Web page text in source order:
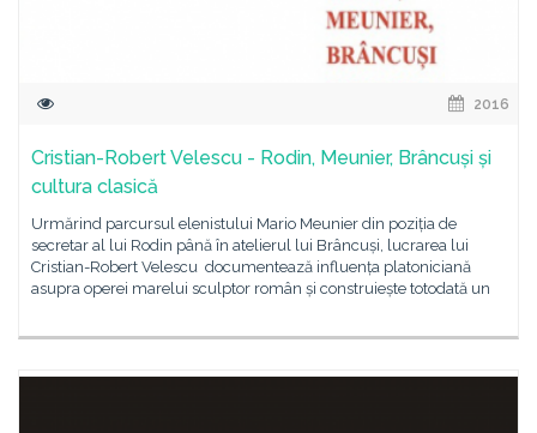
2016
Cristian-Robert Velescu - Rodin, Meunier, Brâncuși și
cultura clasică
Urmărind parcursul elenistului Mario Meunier din poziția de
secretar al lui Rodin până în atelierul lui Brâncuși, lucrarea lui
Cristian-Robert Velescu documentează influența platoniciană
asupra operei marelui sculptor român și construiește totodată un